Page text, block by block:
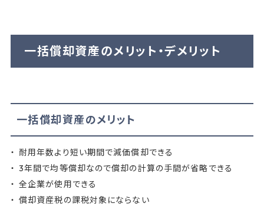
一括償却資産のメリット・デメリット
一括償却資産のメリット
耐用年数より短い期間で減価償却できる
3年間で均等償却なので償却の計算の手間が省略できる
全企業が使用できる
償却資産税の課税対象にならない